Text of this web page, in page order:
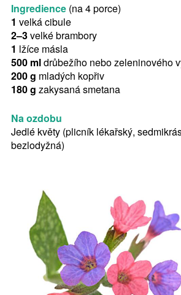
Ingredience (na 4 porce)
1 velká cibule
2–3velké brambory
1 lžíce másla
500 mldrůbežího nebo zeleninového
200 g mladých kopřiv
180g zakysaná smetana
Na ozdobu
Jedlé květy (plicník lékařský,
bezlodyžná)